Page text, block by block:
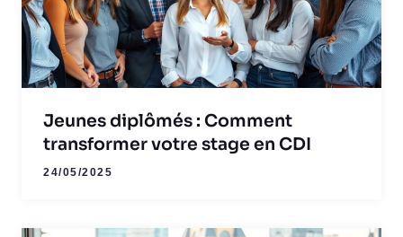
Jeunes diplômés : Comment
transformer votre stage en CDI
24/05/2025